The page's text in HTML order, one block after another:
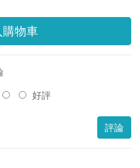
購物車
好評
評論